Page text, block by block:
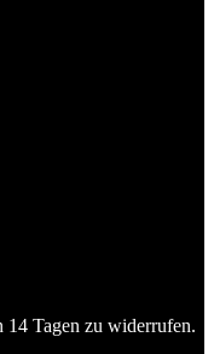
14 Tagen zu widerrufen.